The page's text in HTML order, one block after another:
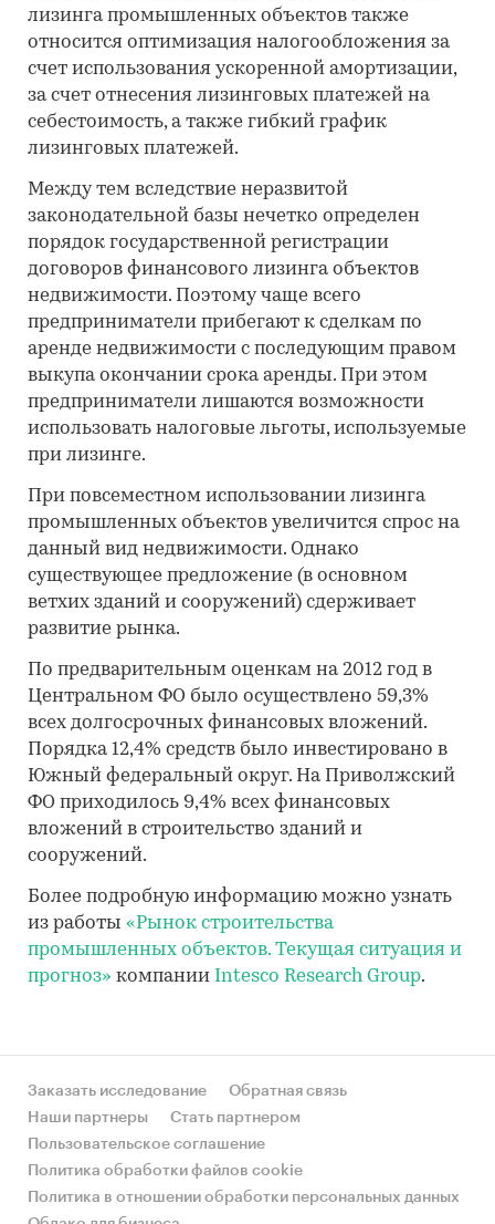
лизинга промышленных объектов также
относится оптимизация налогообложения за
счет использования ускоренной амортизации,
за счет отнесения лизинговых платежей на
себестоимость, а также гибкий график
лизинговых платежей.
Между тем вследствие неразвитой
законодательной базы нечетко определен
порядок государственной регистрации
договоров финансового лизинга объектов
недвижимости. Поэтому чаще всего
предприниматели прибегают к сделкам по
аренде недвижимости с последующим правом
выкупа окончании срока аренды. При этом
предприниматели лишаются возможности
использовать налоговые льготы, используемые
при лизинге.
При повсеместном использовании лизинга
промышленных объектов увеличится спрос на
данный вид недвижимости. Однако
существующее предложение (в основном
ветхих зданий и сооружений) сдерживает
развитие рынка.
По предварительным оценкам на 2012 год в
Центральном ФО было осуществлено 59,3%
всех долгосрочных финансовых вложений.
Порядка 12,4% средств было инвестировано в
Южный федеральный округ. На Приволжский
ФО приходилось 9,4% всех финансовых
вложений в строительство зданий и
сооружений.
Более подробную информацию можно узнать
из работы «Рынок строительства
промышленных объектов. Текущая ситуация и
прогноз» компании Intesco Research Group.
Заказать исследование
Обратная связь
Наши партнеры
Стать партнером
Пользовательское соглашение
Политика обработки файлов cookie
Политика в отношении обработки персональных данных